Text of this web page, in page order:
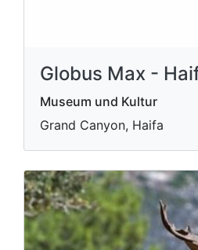
Globus Max -
Museum und Kultur
Grand Canyon, Haifa